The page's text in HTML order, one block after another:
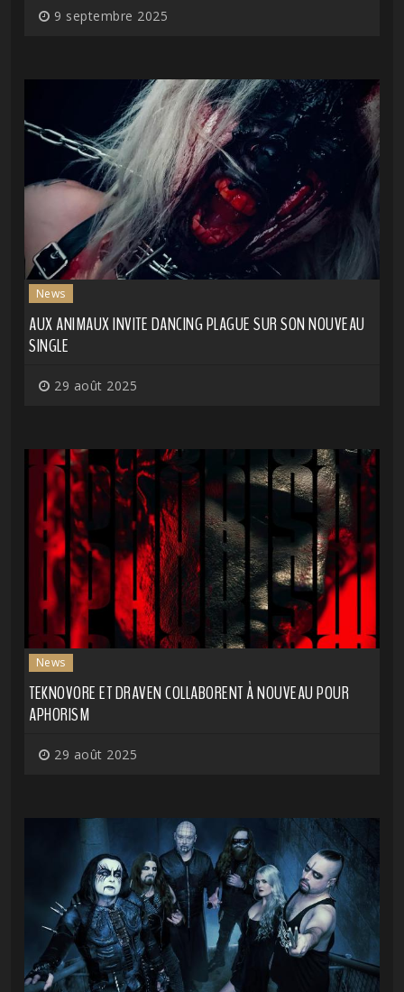
9 septembre 2025
News
AUX ANIMAUX INVITE DANCING PLAGUE SUR SON NOUVEAU
SINGLE
29 août 2025
News
TEKNOVORE ET DRAVEN COLLABORENT À NOUVEAU POUR
APHORISM
29 août 2025